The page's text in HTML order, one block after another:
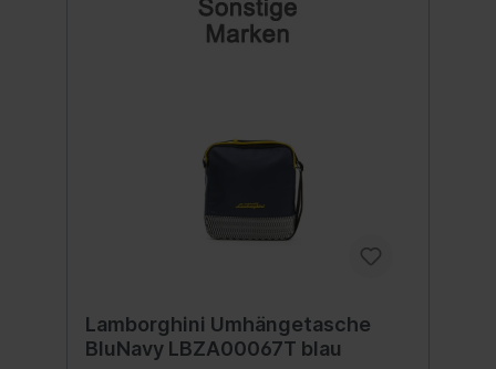
Lamborghini Umhängetasche
BluNavy LBZA00067T blau